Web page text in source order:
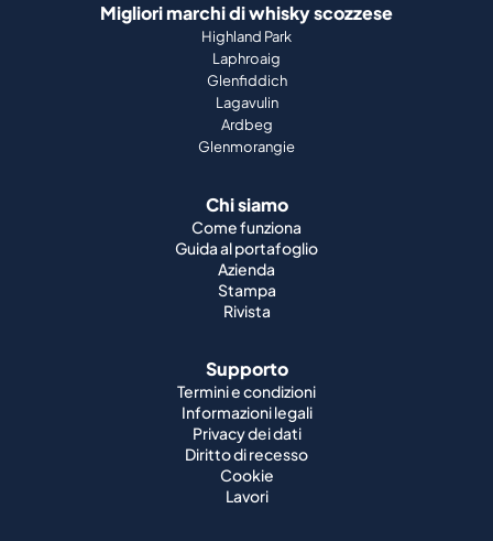
Migliori marchi di whisky scozzese
Highland Park
Laphroaig
Glenfiddich
Lagavulin
Ardbeg
Glenmorangie
Chi siamo
Come funziona
Guida al portafoglio
Azienda
Stampa
Rivista
Supporto
Termini e condizioni
Informazioni legali
Privacy dei dati
Diritto di recesso
Cookie
Lavori